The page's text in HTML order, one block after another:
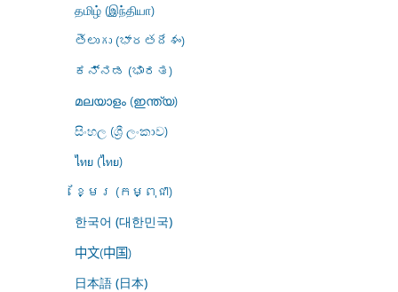
தமிழ் (இந்தியா)
తెలుగు (భారతదేశం)
ಕನ್ನಡ (ಭಾರತ)
മലയാളം (ഇന്ത്യ)
සිංහල (ශ්‍රී ලංකාව)
ไทย (ไทย)
ខ្មែរ (កម្ពុជា)
한국어 (대한민국)
中文(中国)
日本語 (日本)